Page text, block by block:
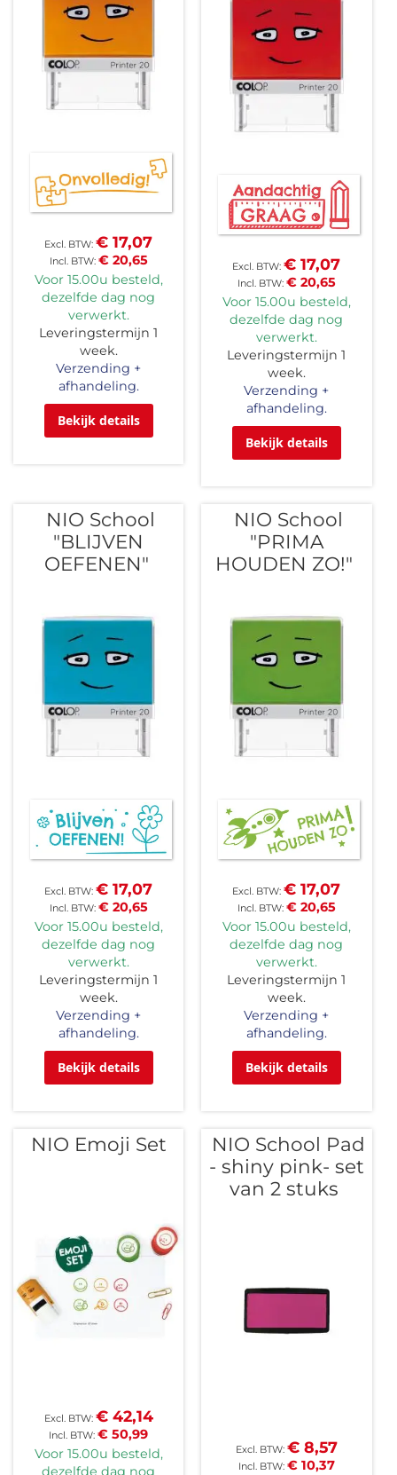
€ 20,65
€ 17,07
Voor 15.00u besteld,
dezelfde dag nog
verwerkt.
Leveringstermijn 1
week.
Verzending +
afhandeling.
Bekijk details
€ 20,65
€ 17,07
Voor 15.00u besteld,
dezelfde dag nog
verwerkt.
Leveringstermijn 1
week.
Verzending +
afhandeling.
Bekijk details
NIO School
"BLIJVEN
OEFENEN"
€ 20,65
€ 17,07
Voor 15.00u besteld,
dezelfde dag nog
verwerkt.
Leveringstermijn 1
week.
Verzending +
afhandeling.
Bekijk details
NIO School
"PRIMA
HOUDEN ZO!"
€ 20,65
€ 17,07
Voor 15.00u besteld,
dezelfde dag nog
verwerkt.
Leveringstermijn 1
week.
Verzending +
afhandeling.
Bekijk details
NIO Emoji Set
€ 50,99
€ 42,14
Voor 15.00u besteld,
dezelfde dag nog
NIO School Pad
- shiny pink- set
van 2 stuks
€ 10,37
€ 8,57